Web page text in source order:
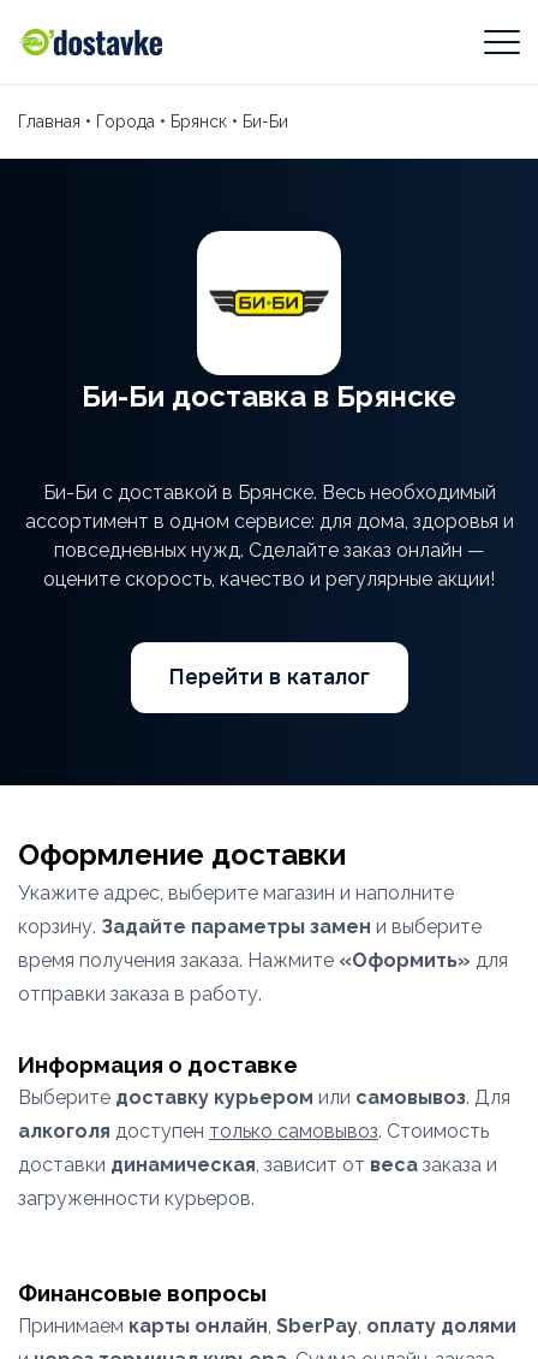
Главная • Города • Брянск • Би-Би
Би-Би доставка в Брянске
Би-Би с доставкой в Брянске. Весь необходимый
ассортимент в одном сервисе: для дома, здоровья и
повседневных нужд. Сделайте заказ онлайн —
оцените скорость, качество и регулярные акции!
Перейти в каталог
Оформление доставки
Укажите адрес, выберите магазин и наполните
корзину. Задайте параметры замен и выберите
время получения заказа. Нажмите «Оформить» для
отправки заказа в работу.
Информация о доставке
Выберите доставку курьером или самовывоз. Для
алкоголя доступен только самовывоз. Стоимость
доставки динамическая, зависит от веса заказа и
загруженности курьеров.
Финансовые вопросы
Принимаем карты онлайн, SberPay, оплату долями